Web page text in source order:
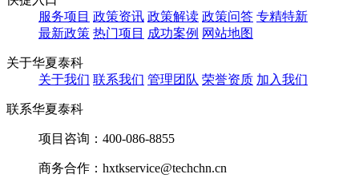
服务项目 政策资讯 政策解读 政策问答 专精特新
最新政策 热门项目 成功案例 网站地图
关于华夏泰科
关于我们 联系我们 管理团队 荣誉资质 加入我们
联系华夏泰科
项目咨询： 400-086-8855
商务合作： hxtkservice@techchn.cn